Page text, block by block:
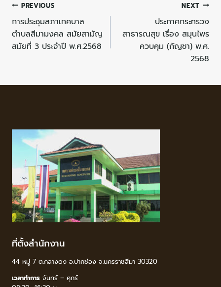
PREVIOUS
การประชุมสภาเทศบาล
ตำบลสีมามงคล สมัยสามัญ
สมัยที่ 3 ประจำปี พ.ศ.2568
NEXT
ประกาศกระทรวง
สาธารณสุข เรื่อง สมุนไพร
ควบคุม (กัญชา) พ.ศ.
2568
ที่ตั้งสำนักงาน
44 หมู่ 7 ต.กลางดง อ.ปากช่อง จ.นครราชสีมา 30320
เวลาทำการ จันทร์ – ศุกร์